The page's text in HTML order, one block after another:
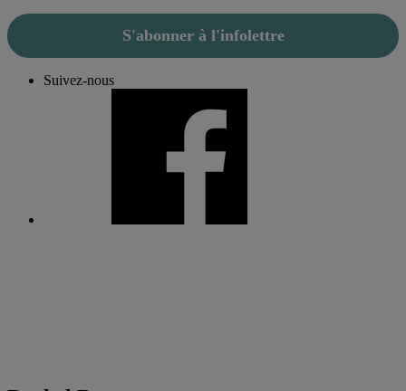
S'abonner à l'infolettre
Suivez-nous